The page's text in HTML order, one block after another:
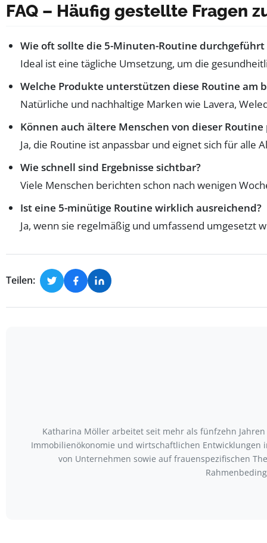
FAQ – Häufig gestellte Fragen
Wie oft sollte die 5-Minuten-Routine durchgeführt
Ideal ist eine tägliche Umsetzung, um die
Welche Produkte unterstützen diese Routine am
Natürliche und nachhaltige Marken wie Lavera,
Können auch ältere Menschen von dieser
Ja, die Routine ist anpassbar und eignet sich für
Wie schnell sind Ergebnisse sichtbar?
Viele Menschen berichten schon nach wenigen
Ist eine 5-minütige Routine wirklich ausreichend?
Ja, wenn sie regelmäßig und umfassend umgesetzt
Teilen:
Katharina Möller arbeitet seit mehr als fünfzehn
Immobilienökonomie und wirtschaftlichen
von Unternehmen sowie auf frauenspezifischen